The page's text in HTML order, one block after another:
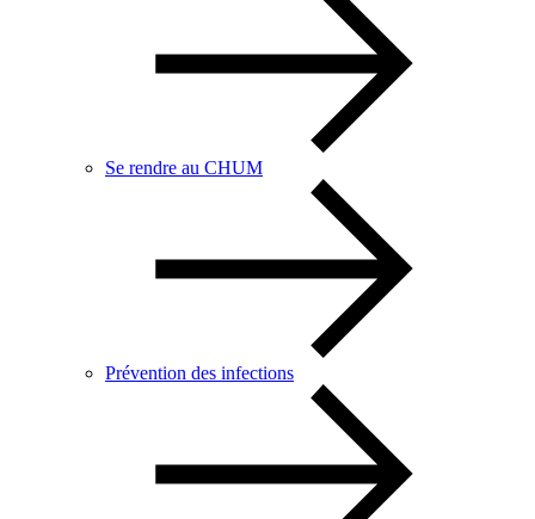
Se rendre au CHUM
Prévention des infections